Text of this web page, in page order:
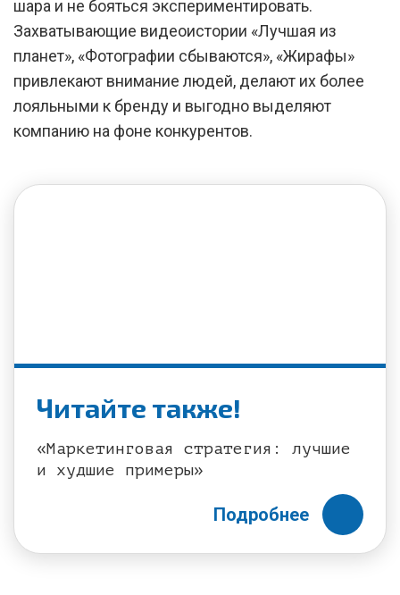
шара и не бояться экспериментировать.
Захватывающие видеоистории «Лучшая из
планет», «Фотографии сбываются», «Жирафы»
привлекают внимание людей, делают их более
лояльными к бренду и выгодно выделяют
компанию на фоне конкурентов.
Читайте также!
«Маркетинговая стратегия: лучшие
и худшие примеры»
Подробнее